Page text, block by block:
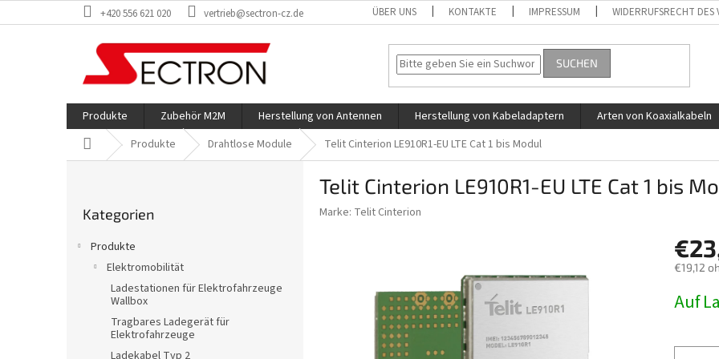
Inhalt
+420 556 621 020 vertrieb@sectron-cz.de ÜBER UNS KONTAKTE IMPRESSUM WIDERRUFSRECHT DES
SUCHEN
Produkte Zubehör M2M Herstellung von Antennen Herstellung von Kabeladaptern Arten von Koaxialkabeln
StartseiteProdukte Drahtlose Module Telit Cinterion LE910R1-EU LTE Cat 1 bis Modul
überspringen
Kategorien
Produkte
Elektromobilität
Ladestationen für Elektrofahrzeuge
Wallbox
Tragbares Ladegerät für
Elektrofahrzeuge
Ladekabel Typ 2
Telit Cinterion LE910R1-EU LTE Cat 1 bis
Marke: Telit Cinterion
€19,12
Auf